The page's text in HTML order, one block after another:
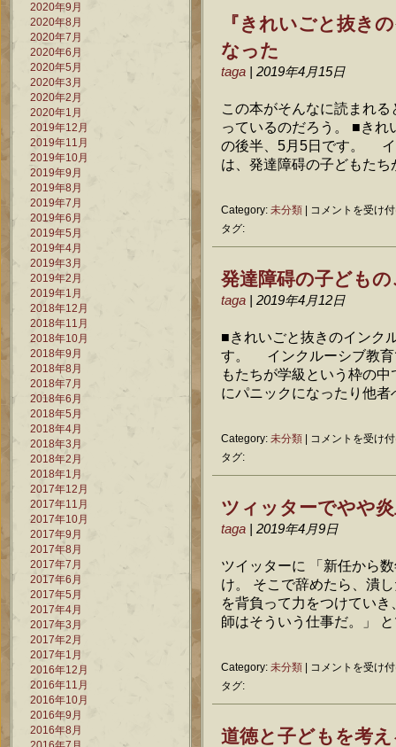
2020年9月
2020年8月
2020年7月
2020年6月
2020年5月
2020年3月
2020年2月
2020年1月
2019年12月
2019年11月
2019年10月
2019年9月
2019年8月
2019年7月
2019年6月
2019年5月
2019年4月
2019年3月
2019年2月
2019年1月
2018年12月
2018年11月
2018年10月
2018年9月
2018年8月
2018年7月
2018年6月
2018年5月
2018年4月
2018年3月
2018年2月
2018年1月
2017年12月
2017年11月
2017年10月
2017年9月
2017年8月
2017年7月
2017年6月
2017年5月
2017年4月
2017年3月
2017年2月
2017年1月
2016年12月
2016年11月
2016年10月
2016年9月
2016年8月
全
は
『きれいごと抜き
なった
taga | 2019年4月15日
この本がそんなに読まれ
っているのだろう。 ■き
の後半、5月5日です。 イ
は、発達障碍の子どもた
Category: 未分類 | 『き
抜
き
ン
ク
ル
ー
シ
4
り
に
な
は
コメントを受け
タグ:
発達障碍の子ども
taga | 2019年4月12日
■きれいごと抜きのイン
す。 インクルーシブ教育
もたちが学級という枠の
にパニックになったり他
Category: 未分類 | 発
子
ど
と
で
困
っ
ん
は
コメントを受け
タグ:
ツィッターでやや
taga | 2019年4月9日
ツイッターに 「新任から
け。 そこで辞めたら、潰
を背負って力をつけてい
師はそういう仕事だ。」
Category: 未分類 | ツ
コメントを受け
タグ:
道徳と子どもを考